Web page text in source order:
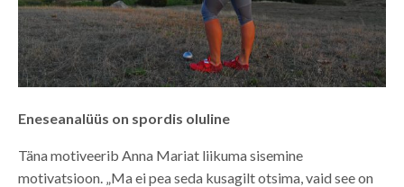
Eneseanalüüs on spordis oluline
Täna motiveerib Anna Mariat liikuma sisemine
motivatsioon. „Ma ei pea seda kusagilt otsima, vaid see on